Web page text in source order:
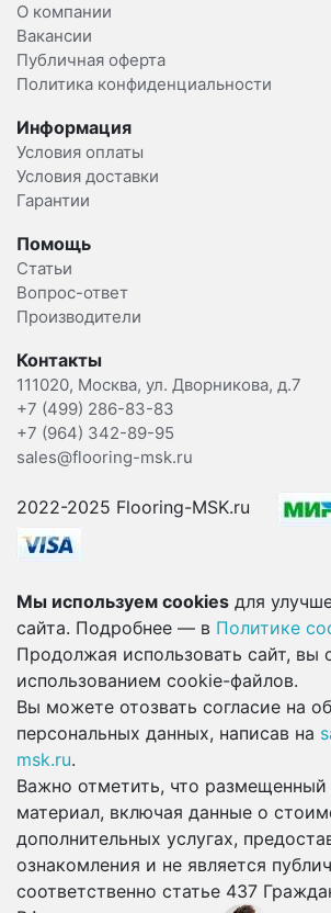
О компании
Вакансии
Публичная оферта
Политика конфиденциальности
Информация
Условия оплаты
Условия доставки
Гарантии
Помощь
Статьи
Вопрос-ответ
Производители
Контакты
111020, Москва, ул. Дворникова, д.7
+7 (499) 286-83-83
+7 (964) 342-89-95
sales@flooring-msk.ru
2022-2025 Flooring-MSK.ru
Мы используем cookies для
сайта. Подробнее — в Политике
Продолжая использовать сайт, вы
использованием cookie-файлов.
Вы можете отозвать согласие на
персональных данных, написав на
msk.ru.
Важно отметить, что размещенный
материал, включая данные о
дополнительных услугах,
ознакомления и не является
соответственно статье 437